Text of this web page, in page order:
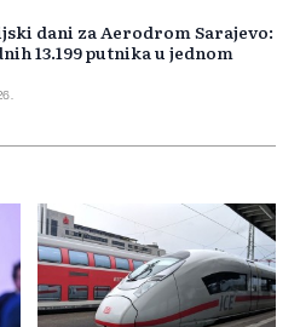
dani za Aerodrom Sarajevo:
13.199 putnika u jednom